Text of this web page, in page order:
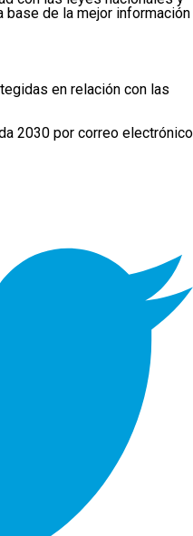
base de la mejor información
en relación con las
2030 por correo electrónico